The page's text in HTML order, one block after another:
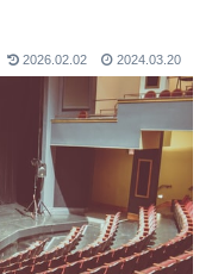
2026.02.02 2024.03.20